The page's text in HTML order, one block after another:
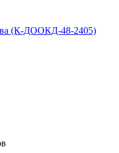
(К-ДООКД-48-2405)